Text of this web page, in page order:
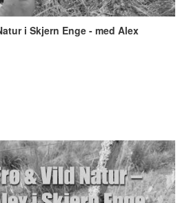
i Skjern Enge - med Alex